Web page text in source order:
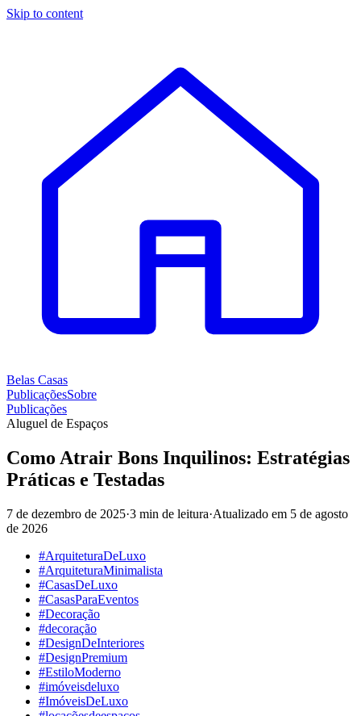
Skip to content
Belas Casas
PublicaçõesSobre
Publicações
Aluguel de Espaços
Como Atrair Bons Inquilinos: Estratégias
Práticas e Testadas
7 de dezembro de 2025·3 min de leitura·Atualizado em 5 de agosto
de 2026
#ArquiteturaDeLuxo
#ArquiteturaMinimalista
#CasasDeLuxo
#CasasParaEventos
#Decoração
#decoração
#DesignDeInteriores
#DesignPremium
#EstiloModerno
#imóveisdeluxo
#ImóveisDeLuxo